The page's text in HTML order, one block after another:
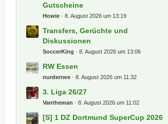
Gutscheine
Howie 8. August 2026 um 13:19
Transfers, Gerüchte und
Diskussionen
SoccerKing 8. August 2026 um 13:06
RW Essen
nurderrwe 8. August 2026 um 11:32
3. Liga 26/27
Vantheman 8. August 2026 um 11:02
[S] 1 DZ Dortmund SuperCup 2026